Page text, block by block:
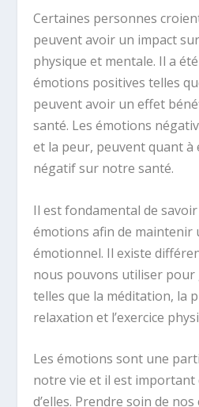
Certaines personnes
peuvent avoir un impact
physique et mentale. Il a
émotions positives telles
peuvent avoir un effet
santé. Les émotions
et la peur, peuvent quant à
négatif sur notre santé.
Il est fondamental de
émotions afin de maintenir
émotionnel. Il existe
nous pouvons utiliser
telles que la méditation, la
relaxation et l’exercice
Les émotions sont une
notre vie et il est important
d’elles. Prendre soin de